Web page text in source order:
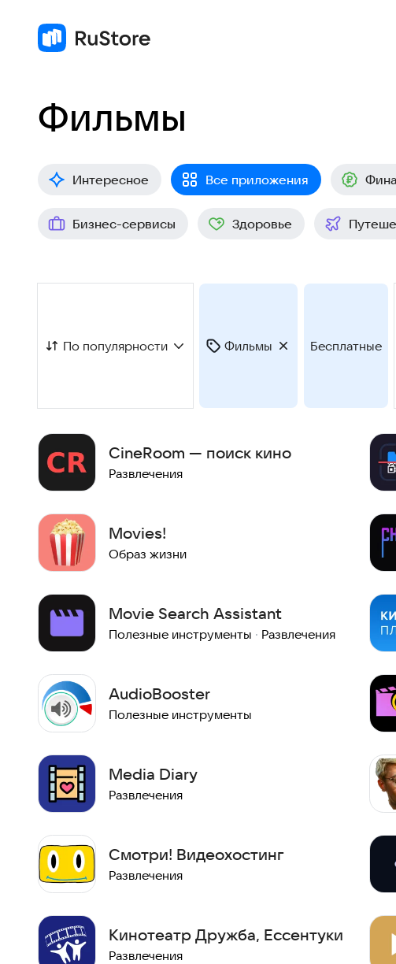
Фильмы
Интересное Все приложения
Бизнес-сервисы Здоровье
По популярности Фильмы Бесплатные
CineRoom — поиск кино
Развлечения
Movies!
Образ жизни
Movie Search Assistant
Полезные инструменты · Развлечения
AudioBooster
Полезные инструменты
Media Diary
Развлечения
Смотри! Видеохостинг
Развлечения
Кинотеатр Дружба, Ессентуки
Развлечения